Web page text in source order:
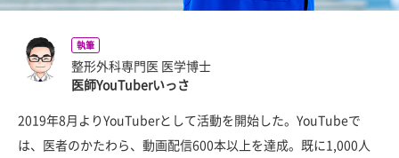
執筆
整形外科専門医 医学博士
医師YouTuberいっさ
2019年8月よりYouTuberとして活動を開始した。YouTubeで
は、医者のかたわら、動画配信600本以上を達成。既に1,000人